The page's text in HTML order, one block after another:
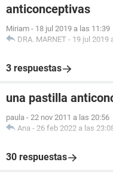
anticonceptivas
Miriam - 18 jul 2019 a las 11:39
DRA. MARNET - 19 jul 2019
3 respuestas
una pastilla
paula - 22 nov 2011 a las 20:56
Ana - 26 feb 2022 a las
30 respuestas